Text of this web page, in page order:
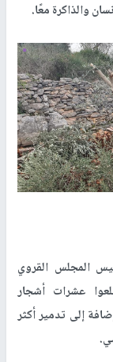
والذاكرة معًا.
المجلس القروي
عشرات أشجار
عمره بين 20 و30 عامًا، إضافة إلى تدمير أكثر